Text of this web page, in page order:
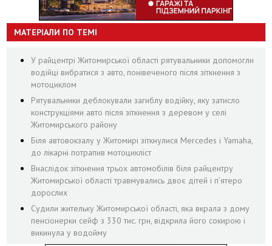
МАТЕРІАЛИ ПО ТЕМІ
У райцентрі Житомирської області рятувальники допомогли
водійці вибратися з авто, понівеченого після зіткнення з
мотоциклом
Рятувальники деблокували загиблу водійку, яку затисло
конструкціями авто після зіткнення з деревом у селі
Житомирського району
Біля автовокзалу у Житомирі зіткнулися Mercedes і Yamaha,
до лікарні потрапив мотоцикліст
Внаслідок зіткнення трьох автомобілів біля райцентру
Житомирської області травмувались двоє дітей і пʼятеро
дорослих
Судили жительку Житомирської області, яка вкрала з дому
пенсіонерки сейф з 330 тис. грн, відкрила його сокирою і
викинула у водойму